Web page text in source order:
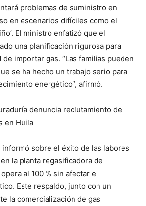
problemas de suministro en
en escenarios difíciles como el
El ministro enfatizó que el
una planificación rigurosa para
importar gas. “Las familias pueden
se ha hecho un trabajo serio para
energético”, afirmó.
denuncia reclutamiento de
en Huila
informó sobre el éxito de las labores
la planta regasificadora de
al 100 % sin afectar el
Este respaldo, junto con un
la comercialización de gas